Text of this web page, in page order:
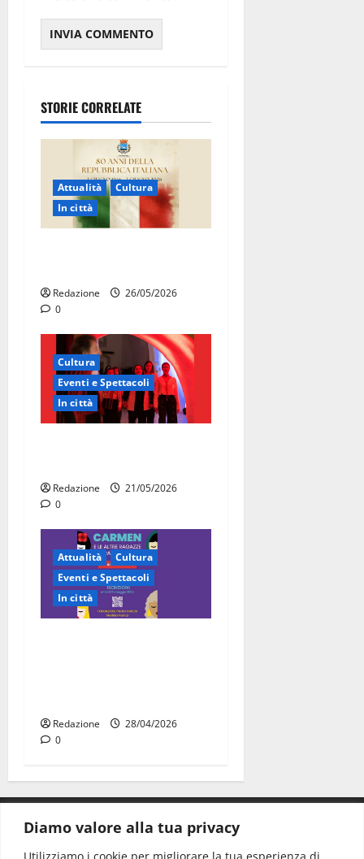
Diamo valore alla tua privacy
Utilizziamo i cookie per migliorare la tua esperienza di
STORIE CORRELATE
Attualità
Cultura
In città
Redazione
26/05/2026
0
Cultura
Eventi e Spettacoli
In città
Redazione
21/05/2026
0
Attualità
Cultura
Eventi e Spettacoli
In città
Redazione
28/04/2026
0
CONTATTI.